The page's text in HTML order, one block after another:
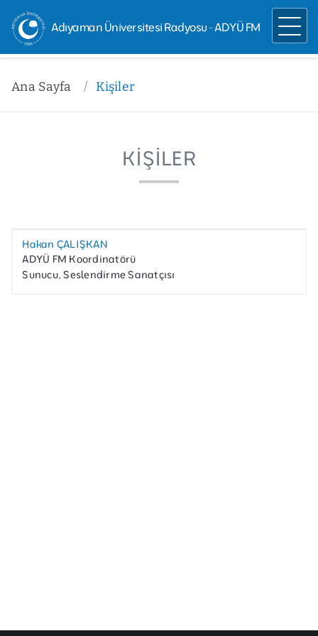
Adıyaman Üniversitesi Radyosu - ADYÜ FM
Ana Sayfa Kişiler
KIŞILER
Hakan ÇALIŞKAN
ADYÜ FM Koordinatörü
Sunucu, Seslendirme Sanatçısı